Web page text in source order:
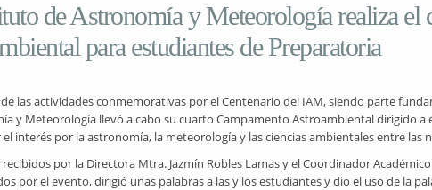
de Astronomía y Meteorología realiza el
para estudiantes de Preparatoria
las actividades conmemorativas por el Centenario del IAM, siendo parte
y Meteorología llevó a cabo su cuarto Campamento Astroambiental dirigido a
interés por la astronomía, la meteorología y las ciencias ambientales entre las
por la Directora Mtra. Jazmín Robles Lamas y el Coordinador
por el evento, dirigió unas palabras a las y los estudiantes y dio el uso de la